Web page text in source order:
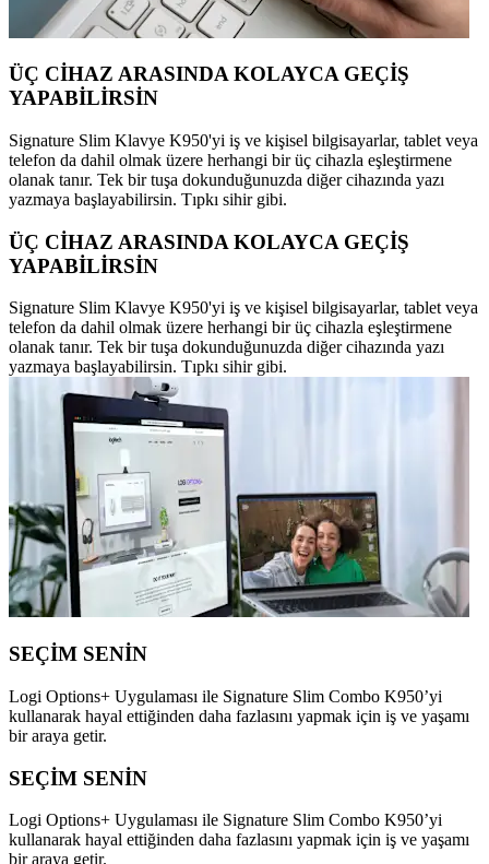
ÜÇ CİHAZ ARASINDA KOLAYCA GEÇİŞ
YAPABİLİRSİN
Signature Slim Klavye K950'yi iş ve kişisel bilgisayarlar, tablet veya
telefon da dahil olmak üzere herhangi bir üç cihazla eşleştirmene
olanak tanır. Tek bir tuşa dokunduğunuzda diğer cihazında yazı
yazmaya başlayabilirsin. Tıpkı sihir gibi.
ÜÇ CİHAZ ARASINDA KOLAYCA GEÇİŞ
YAPABİLİRSİN
Signature Slim Klavye K950'yi iş ve kişisel bilgisayarlar, tablet veya
telefon da dahil olmak üzere herhangi bir üç cihazla eşleştirmene
olanak tanır. Tek bir tuşa dokunduğunuzda diğer cihazında yazı
yazmaya başlayabilirsin. Tıpkı sihir gibi.
SEÇİM SENİN
Logi Options+ Uygulaması ile Signature Slim Combo K950’yi
kullanarak hayal ettiğinden daha fazlasını yapmak için iş ve yaşamı
bir araya getir.
SEÇİM SENİN
Logi Options+ Uygulaması ile Signature Slim Combo K950’yi
kullanarak hayal ettiğinden daha fazlasını yapmak için iş ve yaşamı
bir araya getir.